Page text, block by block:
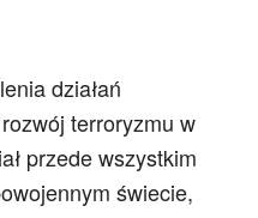
działań
terroryzmu w
przede wszystkim
świecie,